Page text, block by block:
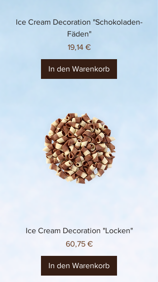
Ice Cream Decoration "Schokoladen-
Fäden"
Preis
19,14 €
In den Warenkorb
Ice Cream Decoration "Locken"
Preis
60,75 €
In den Warenkorb